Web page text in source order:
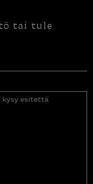
tai tule